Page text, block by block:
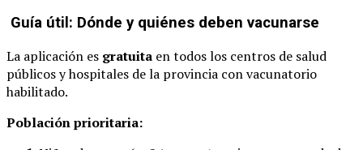
Guía útil: Dónde y quiénes deben vacunarse
La aplicación es gratuita en todos los centros de salud
públicos y hospitales de la provincia con vacunatorio
habilitado.
Población prioritaria: